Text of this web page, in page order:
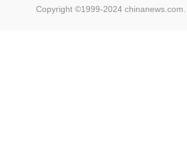
Copyright ©1999-2024